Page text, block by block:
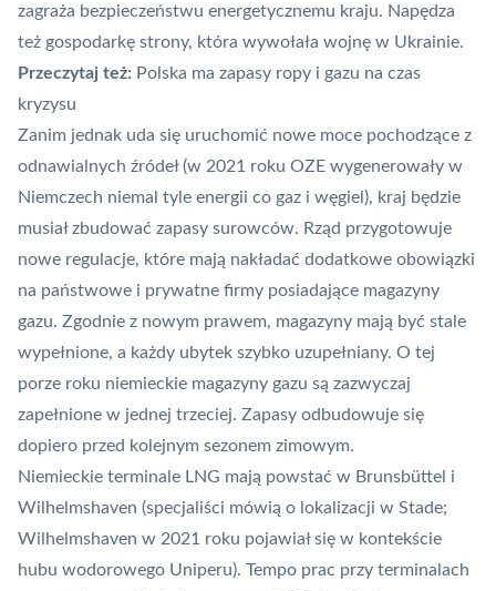
zagraża bezpieczeństwu energetycznemu kraju. Napędza
też gospodarkę strony, która wywołała wojnę w Ukrainie.
Przeczytaj też: Polska ma zapasy ropy i gazu na czas
kryzysu
Zanim jednak uda się uruchomić nowe moce pochodzące z
odnawialnych źródeł (w 2021 roku OZE wygenerowały w
Niemczech niemal tyle energii co gaz i węgiel ), kraj będzie
musiał zbudować zapasy surowców. Rząd przygotowuje
nowe regulacje, które mają nakładać dodatkowe obowiązki
na państwowe i prywatne firmy posiadające magazyny
gazu. Zgodnie z nowym prawem, magazyny mają być stale
wypełnione, a każdy ubytek szybko uzupełniany. O tej
porze roku niemieckie magazyny gazu są zazwyczaj
zapełnione w jednej trzeciej. Zapasy odbudowuje się
dopiero przed kolejnym sezonem zimowym.
Niemieckie terminale LNG mają powstać w Brunsbüttel i
Wilhelmshaven (specjaliści mówią o lokalizacji w Stade;
Wilhelmshaven w 2021 roku pojawiał się w kontekście
hubu wodorowego Uniperu). Tempo prac przy terminalach